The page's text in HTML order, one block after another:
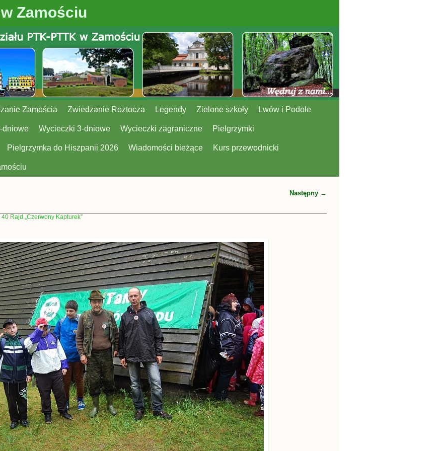
w Zamościu
Zamościa Zwiedzanie Roztocza Legendy Zielone szkoły Lwów i Podole
dniowe Wycieczki 3-dniowe Wycieczki zagraniczne Pielgrzymki
Pielgrzymka do Hiszpanii 2026 Wiadomości bieżące Kurs przewodnicki
Następny →
40 Rajd „Czerwony Kapturek”